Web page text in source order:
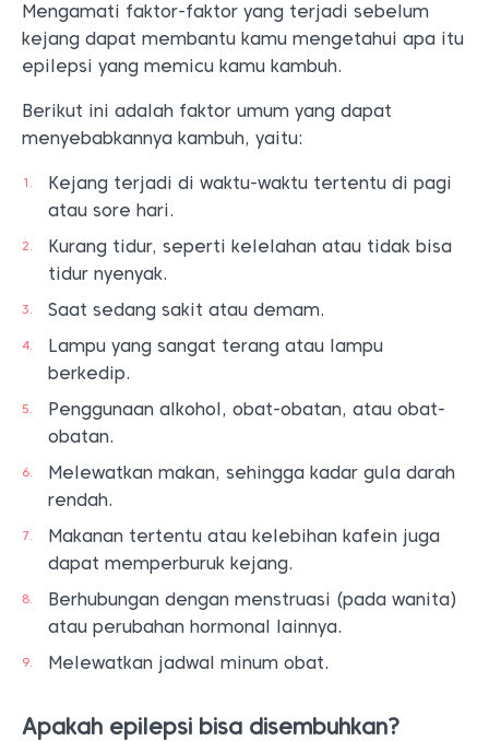
Mengamati faktor-faktor yang terjadi sebelum
kejang dapat membantu kamu mengetahui apa itu
epilepsi yang memicu kamu kambuh.
Berikut ini adalah faktor umum yang dapat
menyebabkannya kambuh, yaitu:
Kejang terjadi di waktu-waktu tertentu di pagi
atau sore hari.
Kurang tidur, seperti kelelahan atau tidak bisa
tidur nyenyak.
Saat sedang sakit atau demam.
Lampu yang sangat terang atau lampu
berkedip.
Penggunaan alkohol, obat-obatan, atau obat-
obatan.
Melewatkan makan, sehingga kadar gula darah
rendah.
Makanan tertentu atau kelebihan kafein juga
dapat memperburuk kejang.
Berhubungan dengan menstruasi (pada wanita)
atau perubahan hormonal lainnya.
Melewatkan jadwal minum obat.
Apakah epilepsi bisa disembuhkan?